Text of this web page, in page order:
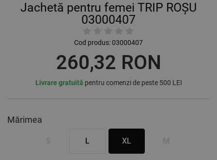
Jachetă pentru femei TRIP ROȘU
03000407
Cod produs:03000407
260,32 RON
Livrare gratuită pentru comenzi de peste 500 LEI
Mărimea
L XL